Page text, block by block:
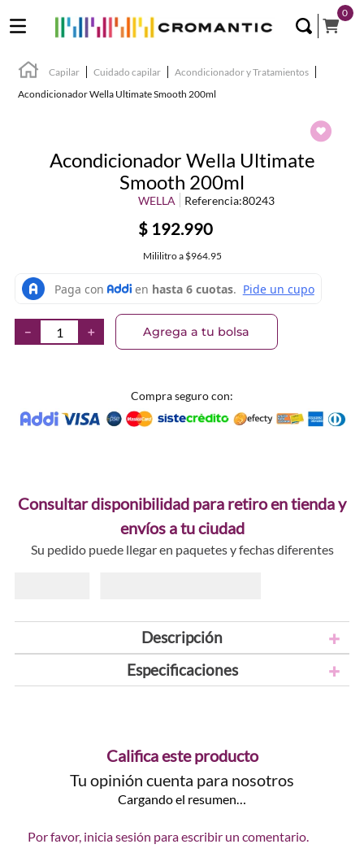
0
Capilar Cuidado capilar
Acondicionador y Tratamientos
Acondicionador Wella Ultimate Smooth 200ml
Acondicionador Wella Ultimate
Smooth 200ml
WELLA Referencia:80243
$ 192.990
Mililitroa $964.95
＋
－ Agrega a tu bolsa
Compra seguro con:
Consultar disponibilidad para retiro en tienda y
envíos a tu ciudad
Su pedido puede llegar en paquetes y fechas diferentes
Descripción
Especificaciones
Califica este producto
Tu opinión cuenta para nosotros
Cargando el resumen…
Por favor, inicia sesión para escribir un comentario.